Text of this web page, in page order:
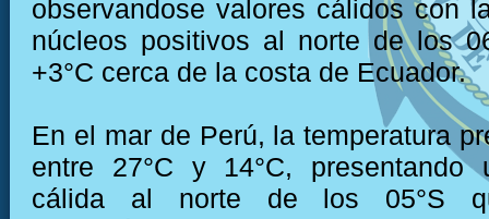
observandose valores cálidos con
núcleos positivos al norte de los
+3°C cerca de la costa de Ecuador.
En el mar de Perú, la temperatura presentó valores entre 27°C y 14°C, presentando una condición cálida al norte de los 05°S que desarrolla anomalías positivas intensas por fuera de las 50 millas y con una extensión mayor a 200 millas y de hasta +2°C, aunque valores dentro de lo normal al norte de Piura y Tumbres y por dentro de las primeras 50 millas. Por otro lado, frente a la costa al sur de los 08°S disminuyen las